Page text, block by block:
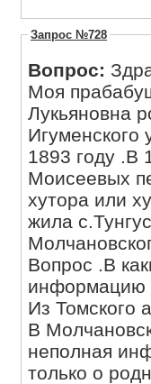
Запрос №728
Вопрос:
Моя
Лукьяновна
Игуменского
1893 году .В
Моисеевых
хутора или хутор
жила
Вопрос .В
информацию
Из Томского
В
только о